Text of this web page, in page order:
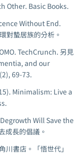
Other. Basic Books.
Without End.
對蟄居族的分析。
TechCrunch. 另見
and our
69-73.
Minimalism: Live a
Will Save the
成長的倡議。
川書店。「悟世代」